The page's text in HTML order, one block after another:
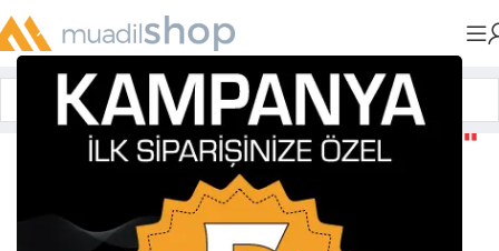
Anasayfa»Muadil Tonerler